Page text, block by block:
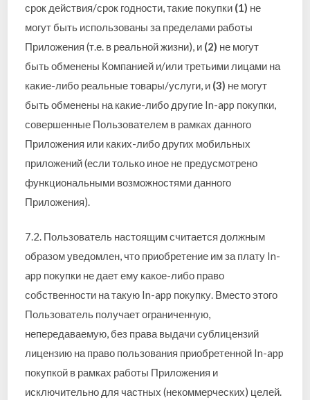
срок действия/срок годности, такие покупки (1) не
могут быть использованы за пределами работы
Приложения (т.е. в реальной жизни), и (2) не могут
быть обменены Компанией и/или третьими лицами на
какие-либо реальные товары/услуги, и (3) не могут
быть обменены на какие-либо другие In-app покупки,
совершенные Пользователем в рамках данного
Приложения или каких-либо других мобильных
приложений (если только иное не предусмотрено
функциональными возможностями данного
Приложения).
7.2. Пользователь настоящим считается должным
образом уведомлен, что приобретение им за плату In-
app покупки не дает ему какое-либо право
собственности на такую In-app покупку. Вместо этого
Пользователь получает ограниченную,
непередаваемую, без права выдачи сублицензий
лицензию на право пользования приобретенной In-app
покупкой в рамках работы Приложения и
исключительно для частных (некоммерческих) целей.